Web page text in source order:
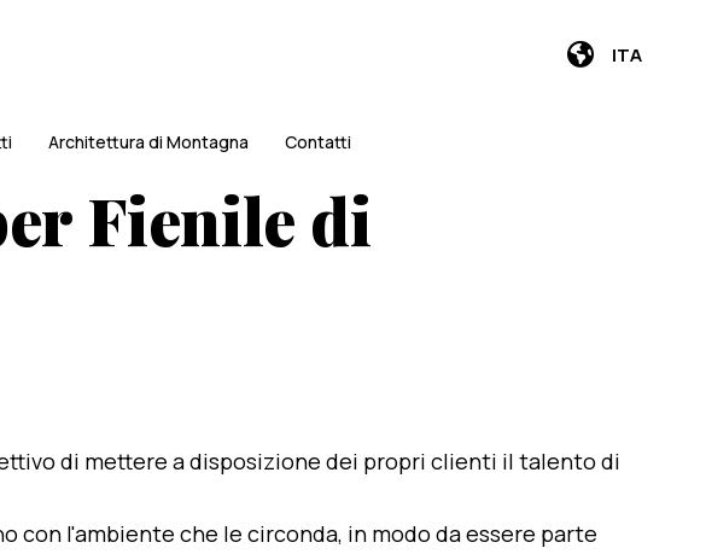
ITA
Architettura di Montagna Contatti
Fienile di
di mettere a disposizione dei propri clienti il talento di
con l'ambiente che le circonda, in modo da essere parte